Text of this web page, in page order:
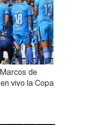
de
vivo la Copa